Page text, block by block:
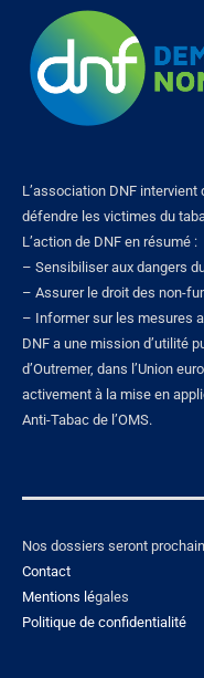
L’association DNF
défendre les victimes du
L’action de DNF en résumé :
– Sensibiliser aux dangers
– Assurer le droit des non-
– Informer sur les mesures
DNF a une mission d’utilité
d’Outremer, dans l’Union
activement à la mise en
Anti-Tabac de l’OMS.
Nos dossiers seront
Contact
Mentions légales
Politique de confidentialité